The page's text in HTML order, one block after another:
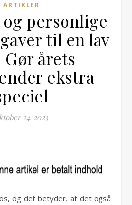
ARTIKLER
personlige
til en lav
årets
ekstra
24, 2023